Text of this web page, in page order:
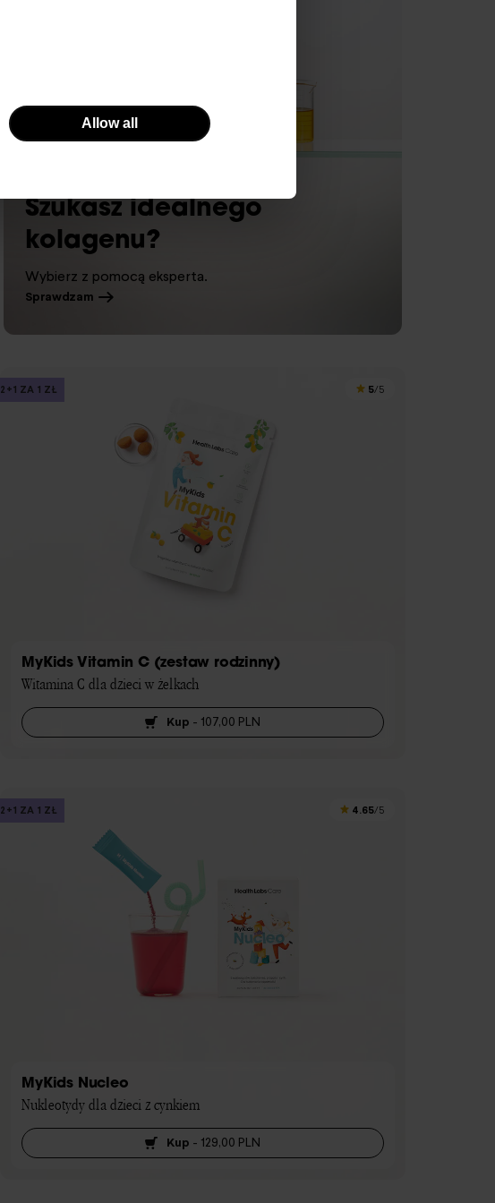
Allow all
Szukasz idealnego
kolagenu?
Wybierz z pomocą eksperta.
Sprawdzam
2+1 ZA 1 ZŁ 5/5
MyKids Vitamin C (zestaw rodzinny)
Witamina C dla dzieci w żelkach
Kup - 107,00 PLN
2+1 ZA 1 ZŁ 4.65/5
MyKids Nucleo
Nukleotydy dla dzieci z cynkiem
Kup - 129,00 PLN